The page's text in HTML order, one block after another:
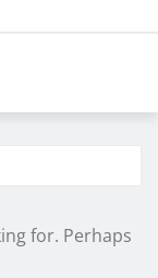
for. Perhaps